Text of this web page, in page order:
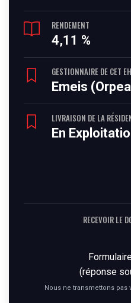
RENDEMENT
4,11 %
GESTIONNAIRE DE CET
Emeis
LIVRAISON DE LA
En
RECEVOIR LE
(réponse
Nous ne transmettons